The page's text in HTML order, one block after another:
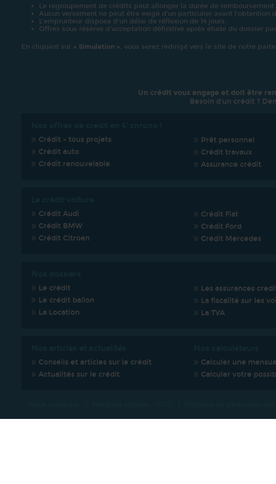
Le regroupement de crédits peut allonger la durée de
Aucun versement ne peut être exigé d’un particulier avant l’obtention
L’emprunteur dispose d’un délai de réflexion de 14 jours.
Offres sous réserve d’acceptation définitive après étude du dossier
En cliquant sur « Simulation », vous serez redirigé vers le site de notre
Un crédit vous engage et doit être
Besoin d'un crédit ?
Crédit - tous projets
Crédit auto
Crédit renouvelable
Prêt personnel
Crédit travaux
Assurance crédit
Crédit Audi
Crédit BMW
Crédit Citroen
Crédit Fiat
Crédit Ford
Crédit Mercedes
Le crédit
Le crédit ballon
La Location
Les assurances
La fiscalité sur les
La TVA
Conseils et articles sur le crédit
Actualités sur le crédit
Calculer une
Calculer votre